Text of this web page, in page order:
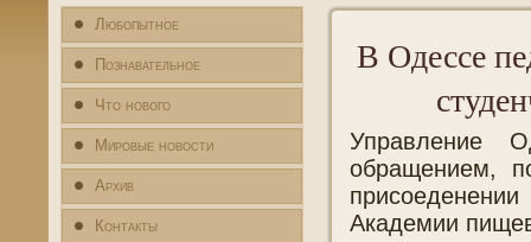
Любопытное
Познавательное
Что нового
Мировые новости
Архив
Контакты
В Одессе
Управление
обращением,
Академии